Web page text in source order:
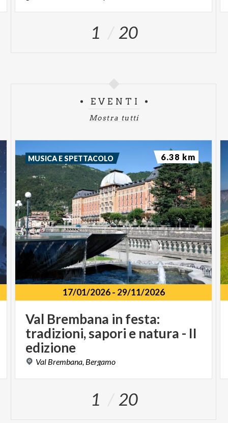
seconda edizione
1 20
EVENTI
Mostra tutti
17/01/2026- 29/11/2026
Val Brembana in festa:
tradizioni, sapori e natura - II
edizione
Val Brembana, Bergamo
MUSICA E SPETTACOLO 6.38 km
1 20